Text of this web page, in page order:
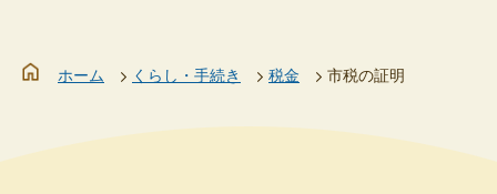
ホーム くらし・手続き 税金 市税の証明